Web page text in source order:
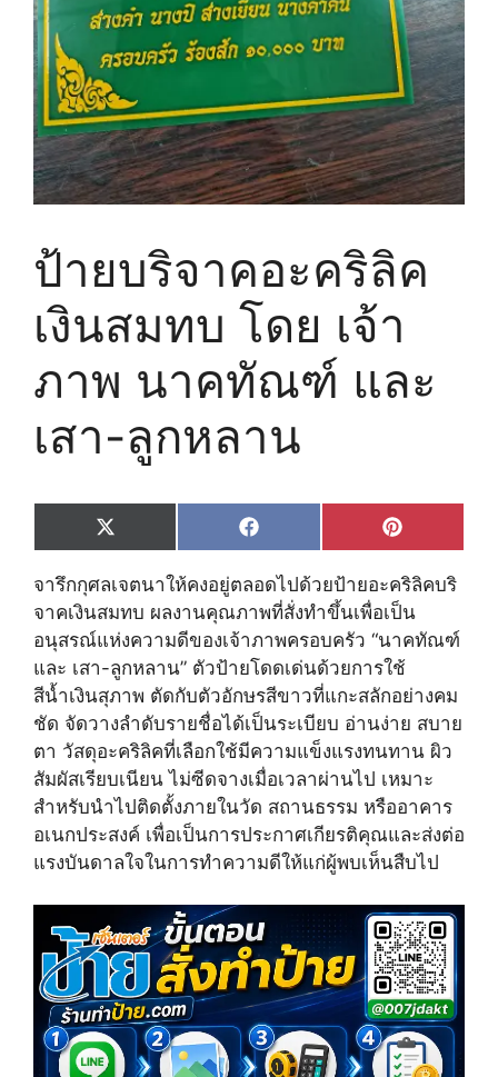
ป้ายบริจาคอะคริลิค
เงินสมทบ โดย เจ้า
ภาพ นาคทัณฑ์ และ
เสา-ลูกหลาน
Share
on
X
(
w
i
t
t
e
r
)
Share
on
F
a
e
b
o
k
Share
on
P
i
n
t
e
e
s
t
จารึกกุศลเจตนาให้คงอยู่ตลอดไปด้วยป้ายอะคริลิคบริ
จาคเงินสมทบ ผลงานคุณภาพที่สั่งทำขึ้นเพื่อเป็น
อนุสรณ์แห่งความดีของเจ้าภาพครอบครัว “นาคทัณฑ์
และ เสา-ลูกหลาน” ตัวป้ายโดดเด่นด้วยการใช้
สีน้ำเงินสุภาพ ตัดกับตัวอักษรสีขาวที่แกะสลักอย่างคม
ชัด จัดวางลำดับรายชื่อได้เป็นระเบียบ อ่านง่าย สบาย
ตา วัสดุอะคริลิคที่เลือกใช้มีความแข็งแรงทนทาน ผิว
สัมผัสเรียบเนียน ไม่ซีดจางเมื่อเวลาผ่านไป เหมาะ
สำหรับนำไปติดตั้งภายในวัด สถานธรรม หรืออาคาร
อเนกประสงค์ เพื่อเป็นการประกาศเกียรติคุณและส่งต่อ
แรงบันดาลใจในการทำความดีให้แก่ผู้พบเห็นสืบไป